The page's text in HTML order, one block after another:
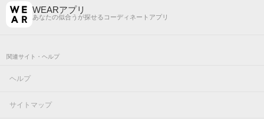
WEARアプリ
あなたの似合うが探せるコーディネートアプリ
関連サイト・ヘルプ
ヘルプ
サイトマップ